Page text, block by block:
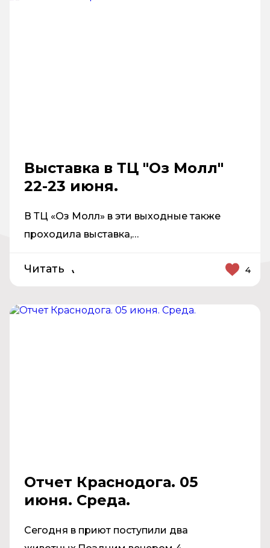
Выставка в ТЦ "Оз Молл"
22-23 июня.
В ТЦ «Оз Молл» в эти выходные также
проходила выставка,…
Читать 4
Отчет Краснодога. 05
июня. Среда.
Сегодня в приют поступили два